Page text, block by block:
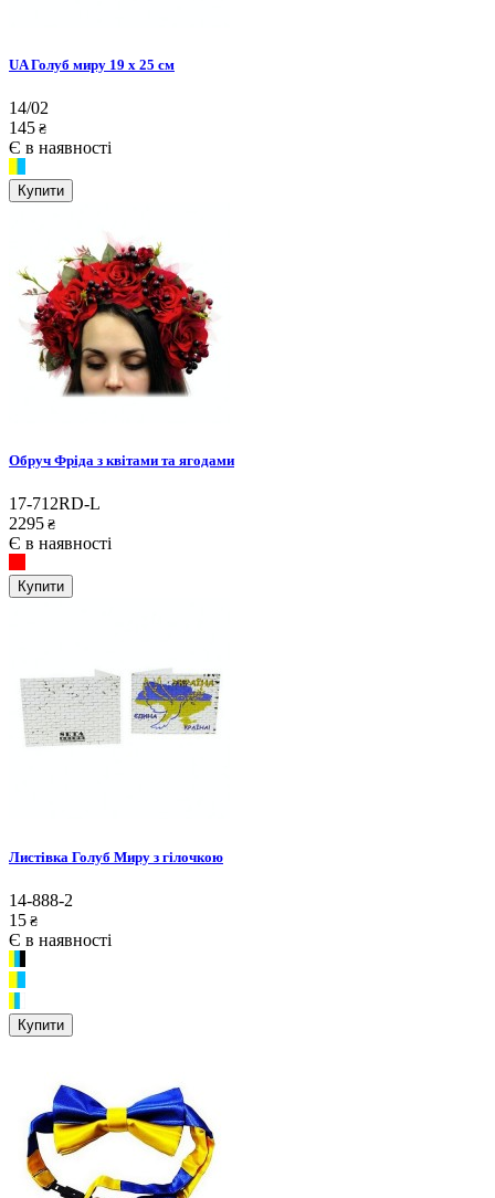
UA Голуб миру 19 х 25 см
14/02
145 ₴
Є в наявності
Купити
Обруч Фріда з квітами та ягодами
17-712RD-L
2295 ₴
Є в наявності
Купити
Листівка Голуб Миру з гілочкою
14-888-2
15 ₴
Є в наявності
Купити